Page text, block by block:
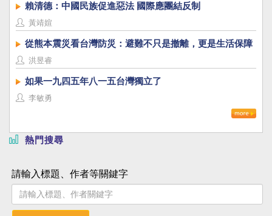
賴清德：中國民族促進惡法 國際應團結反制
黃靖媗
從熊本震災看台灣防災：避難不只是撤離，更是生活保障
洪昱睿
如果一九四五年八一五台灣獨立了
李敏勇
熱門搜尋
請輸入標題、作者等關鍵字